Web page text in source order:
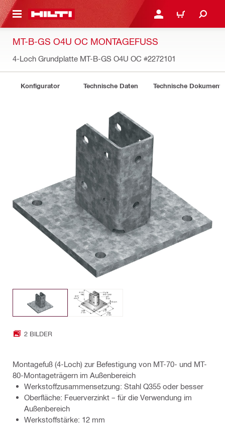
ANMELDEN ODER
WARENKORB
MT-B-GS O4U OC MONTAGEFUSS
4-Loch Grundplatte MT-B-GS O4U OC #2272101
Konfigurator Technische Daten Technische Dokumente
2 BILDER
Montagefuß (4-Loch) zur Befestigung von MT-70- und MT-
80-Montageträgern im Außenbereich
Werkstoffzusammensetzung: Stahl Q355 oder besser
Oberfläche: Feuerverzinkt – für die Verwendung im
Außenbereich
Werkstoffstärke: 12 mm